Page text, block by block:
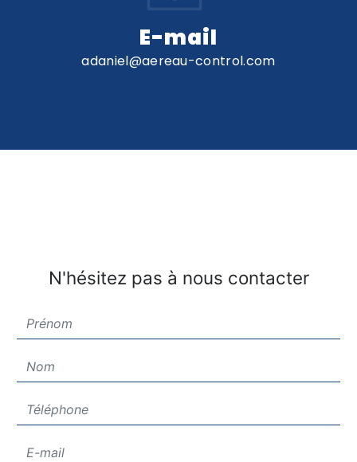
E-mail
adaniel@aereau-control.com
N'hésitez pas à nous contacter